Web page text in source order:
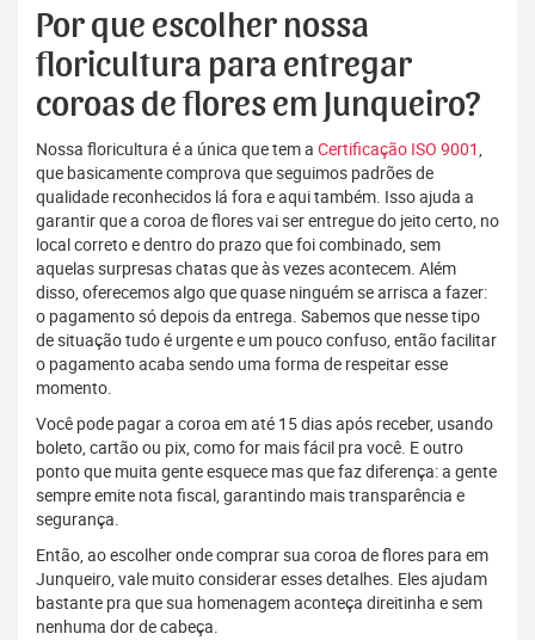
Por que escolher nossa
floricultura para entregar
coroas de flores em Junqueiro?
Nossa floricultura é a única que tem a Certificação ISO 9001,
que basicamente comprova que seguimos padrões de
qualidade reconhecidos lá fora e aqui também. Isso ajuda a
garantir que a coroa de flores vai ser entregue do jeito certo, no
local correto e dentro do prazo que foi combinado, sem
aquelas surpresas chatas que às vezes acontecem. Além
disso, oferecemos algo que quase ninguém se arrisca a fazer:
o pagamento só depois da entrega. Sabemos que nesse tipo
de situação tudo é urgente e um pouco confuso, então facilitar
o pagamento acaba sendo uma forma de respeitar esse
momento.
Você pode pagar a coroa em até 15 dias após receber, usando
boleto, cartão ou pix, como for mais fácil pra você. E outro
ponto que muita gente esquece mas que faz diferença: a gente
sempre emite nota fiscal, garantindo mais transparência e
segurança.
Então, ao escolher onde comprar sua coroa de flores para em
Junqueiro, vale muito considerar esses detalhes. Eles ajudam
bastante pra que sua homenagem aconteça direitinha e sem
nenhuma dor de cabeça.